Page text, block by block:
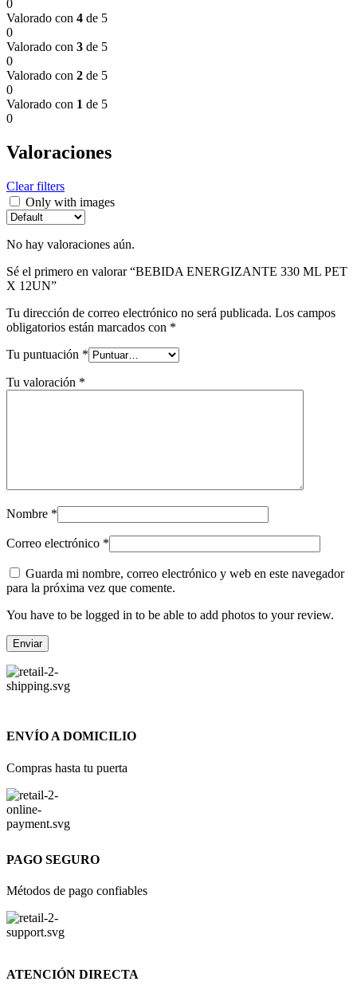
0
Valorado con 4 de 5
0
Valorado con 3 de 5
0
Valorado con 2 de 5
0
Valorado con 1 de 5
0
Valoraciones
Clear filters
Only with images
No hay valoraciones aún.
Sé el primero en valorar “BEBIDA ENERGIZANTE 330 ML PET
X 12UN”
Tu dirección de correo electrónico no será publicada. Los campos
obligatorios están marcados con *
Tu puntuación *
Tu valoración *
Nombre *
Correo electrónico *
Guarda mi nombre, correo electrónico y web en este navegador
para la próxima vez que comente.
You have to be logged in to be able to add photos to your review.
ENVÍO A DOMICILIO
Compras hasta tu puerta
PAGO SEGURO
Métodos de pago confiables
ATENCIÓN DIRECTA